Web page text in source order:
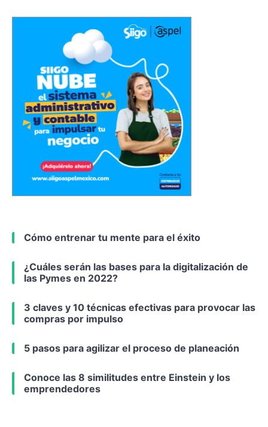
Cómo entrenar tu mente para el éxito
¿Cuáles serán las bases para la digitalización de
las Pymes en 2022?
3 claves y 10 técnicas efectivas para provocar las
compras por impulso
5 pasos para agilizar el proceso de planeación
Conoce las 8 similitudes entre Einstein y los
emprendedores